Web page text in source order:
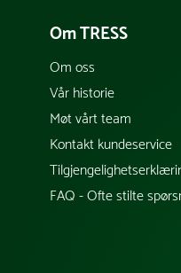
Om TRESS
Om oss
Vår historie
Møt vårt team
Kontakt kundeservice
FAQ - Ofte stilte